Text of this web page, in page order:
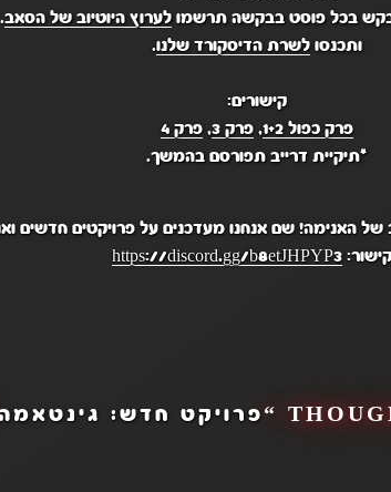
בכל פוסט בבקשה תרשמולערוץ היוטיוב של הסאב.
ותכנסולשרת הדיסקורד שלנו.
קישורים:
פרק כפול 1+2
,פרק 3 ,פרק 4
*תיקיית דרייב תפורסם בהמשך.
של האנימה! שם אנחנו מעדכנים על פרויקטים חדשים
https://discord.gg/b8etJHPYP3
פרויקט חדש: